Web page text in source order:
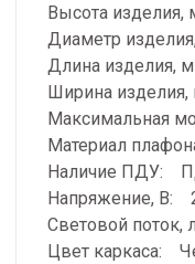
Высота
Диаметр
Длина изделия,
Ширина
Максимальная
Материал
Наличие ПДУ:
Напряжение, В:
Световой
Цвет каркаса: